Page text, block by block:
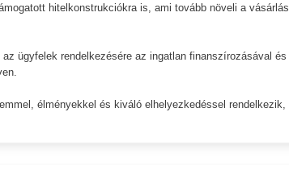
hitelkonstrukciókra is, ami tovább növeli a vásárlás
ügyfelek rendelkezésére az ingatlan finanszírozásával és
élményekkel és kiváló elhelyezkedéssel rendelkezik,